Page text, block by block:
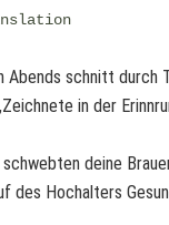
Abends schnitt durch
in der
deine
des Hochalters